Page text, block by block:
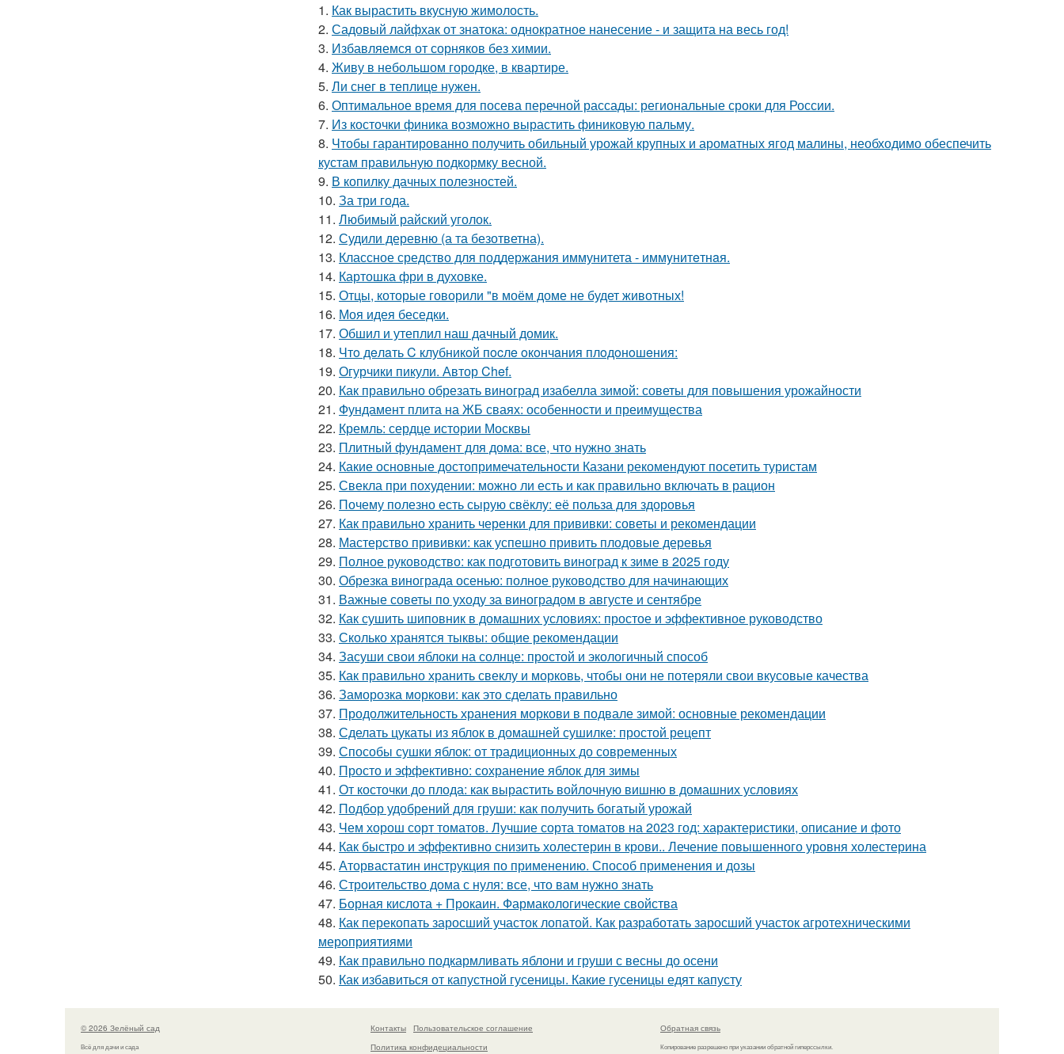
1. Как вырастить вкусную жимолость.
2. Садовый лайфхак от знатока: однократное нанесение - и защита на весь год!
3. Избавляемся от сорняков без химии.
4. Живу в небольшом городке, в квартире.
5. Ли снег в теплице нужен.
6. Оптимальное время для посева перечной рассады: региональные сроки для России.
7. Из косточки финика возможно вырастить финиковую пальму.
8. Чтобы гарантированно получить обильный урожай крупных и ароматных ягод малины, необходимо обеспечить
кустам правильную подкормку весной.
9. В копилку дачных полезностей.
10. За три года.
11. Любимый райский уголок.
12. Судили деревню (а та безответна).
13. Классное средство для поддержания иммунитета - иммyнитeтнaя.
14. Картошка фри в духовке.
15. Отцы, которые говорили "в моём доме не будет животных!
16. Моя идея беседки.
17. Обшил и утеплил наш дачный домик.
18. Чтo дeлaть C клубникoй пocлe oкoнчaния плoдoнoшeния:
19. Огурчики пикули. Автор Chef.
20. Как правильно обрезать виноград изабелла зимой: советы для повышения урожайности
21. Фундамент плита на ЖБ сваях: особенности и преимущества
22. Кремль: сердце истории Москвы
23. Плитный фундамент для дома: все, что нужно знать
24. Какие основные достопримечательности Казани рекомендуют посетить туристам
25. Свекла при похудении: можно ли есть и как правильно включать в рацион
26. Почему полезно есть сырую свёклу: её польза для здоровья
27. Как правильно хранить черенки для прививки: советы и рекомендации
28. Мастерство прививки: как успешно привить плодовые деревья
29. Полное руководство: как подготовить виноград к зиме в 2025 году
30. Обрезка винограда осенью: полное руководство для начинающих
31. Важные советы по уходу за виноградом в августе и сентябре
32. Как сушить шиповник в домашних условиях: простое и эффективное руководство
33. Сколько хранятся тыквы: общие рекомендации
34. Засуши свои яблоки на солнце: простой и экологичный способ
35. Как правильно хранить свеклу и морковь, чтобы они не потеряли свои вкусовые качества
36. Заморозка моркови: как это сделать правильно
37. Продолжительность хранения моркови в подвале зимой: основные рекомендации
38. Сделать цукаты из яблок в домашней сушилке: простой рецепт
39. Способы сушки яблок: от традиционных до современных
40. Просто и эффективно: сохранение яблок для зимы
41. От косточки до плода: как вырастить войлочную вишню в домашних условиях
42. Подбор удобрений для груши: как получить богатый урожай
43. Чем хорош сорт томатов. Лучшие сорта томатов на 2023 год: характеристики, описание и фото
44. Как быстро и эффективно снизить холестерин в крови.. Лечение повышенного уровня холестерина
45. Аторвастатин инструкция по применению. Способ применения и дозы
46. Строительство дома с нуля: все, что вам нужно знать
47. Борная кислота + Прокаин. Фармакологические свойства
48. Как перекопать заросший участок лопатой. Как разработать заросший участок агротехническими
мероприятиями
49. Как правильно подкармливать яблони и груши с весны до осени
50. Как избавиться от капустной гусеницы. Какие гусеницы едят капусту
© 2026 Зелёный сад
Всё для дачи и сада
Контакты
Пользовательское соглашение
Политика конфидециальности
Обратная связь
Копирование разрешено при указании обратной гиперссылки.